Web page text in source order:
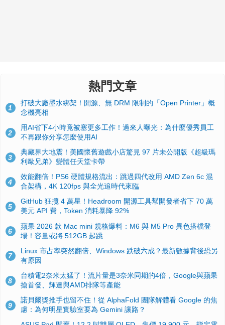
熱門文章
1
打破大廠墨水綁架！開源、無 DRM 限制的「Open Printer」概
念機亮相
2
用AI省下4小時竟被塞更多工作！過來人曝光：為什麼優秀員工
不再跟你分享怎麼使用AI
3
典藏界大地震！美國懷舊遊戲小店驚見 97 片未公開版《超級瑪
利歐兄弟》變體任天堂卡帶
4
效能翻倍！PS6 硬體規格流出：跳過四代改用 AMD Zen 6c 混
合架構，4K 120fps 與全光追時代來臨
5
GitHub 狂攬 4 萬星！Headroom 開源工具幫開發者省下 70 萬
美元 API 費，Token 消耗暴降 92%
6
蘋果 2026 款 Mac mini 規格爆料：M6 與 M5 Pro 異色搭檔登
場！容量或將 512GB 起跳
7
Linux 市占率突然翻倍、Windows 跌破六成？最新數據背後恐另
有原因
8
台積電2奈米太猛了！流片量是3奈米同期的4倍，Google與蘋果
搶首發、輝達與AMD排隊等產能
9
諾貝爾獎推手也留不住！從 AlphaFold 團隊解體看 Google 的焦
慮：為何明星實驗室要為 Gemini 讓路？